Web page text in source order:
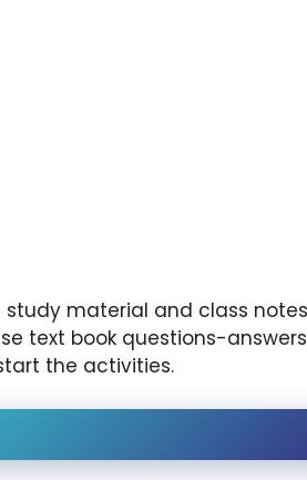
study material and class
book questions-answers
start the activities.